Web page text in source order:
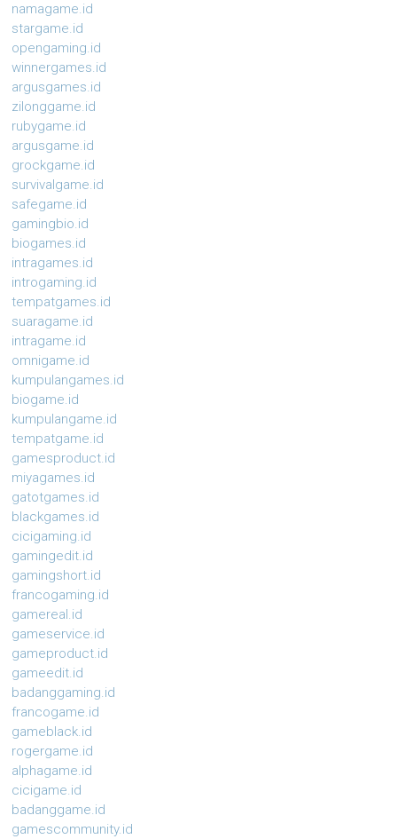
namagame.id
stargame.id
opengaming.id
winnergames.id
argusgames.id
zilonggame.id
rubygame.id
argusgame.id
grockgame.id
survivalgame.id
safegame.id
gamingbio.id
biogames.id
intragames.id
introgaming.id
tempatgames.id
suaragame.id
intragame.id
omnigame.id
kumpulangames.id
biogame.id
kumpulangame.id
tempatgame.id
gamesproduct.id
miyagames.id
gatotgames.id
blackgames.id
cicigaming.id
gamingedit.id
gamingshort.id
francogaming.id
gamereal.id
gameservice.id
gameproduct.id
gameedit.id
badanggaming.id
francogame.id
gameblack.id
rogergame.id
alphagame.id
cicigame.id
badanggame.id
gamescommunity.id